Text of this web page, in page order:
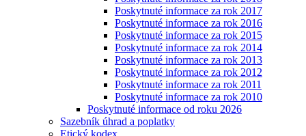
Poskytnuté informace za rok 2017
Poskytnuté informace za rok 2016
Poskytnuté informace za rok 2015
Poskytnuté informace za rok 2014
Poskytnuté informace za rok 2013
Poskytnuté informace za rok 2012
Poskytnuté informace za rok 2011
Poskytnuté informace za rok 2010
Poskytnuté informace od roku 2026
Sazebník úhrad a poplatky
Etický kodex